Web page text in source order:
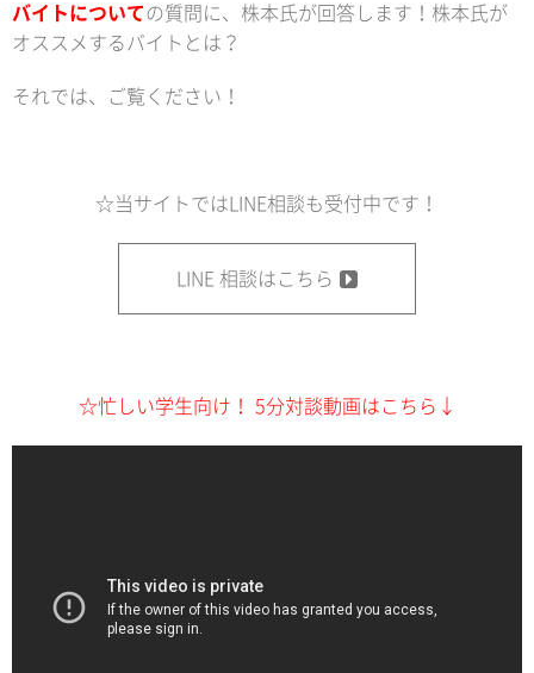
バイトについての質問に、株本氏が回答します！株本氏が
オススメするバイトとは？
それでは、ご覧ください！
☆当サイトではLINE相談も受付中です！
LINE 相談はこちら
☆忙しい学生向け！ 5分対談動画はこちら↓